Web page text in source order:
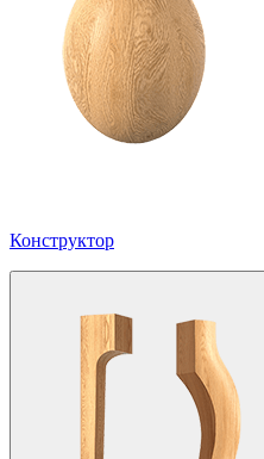
Конструктор